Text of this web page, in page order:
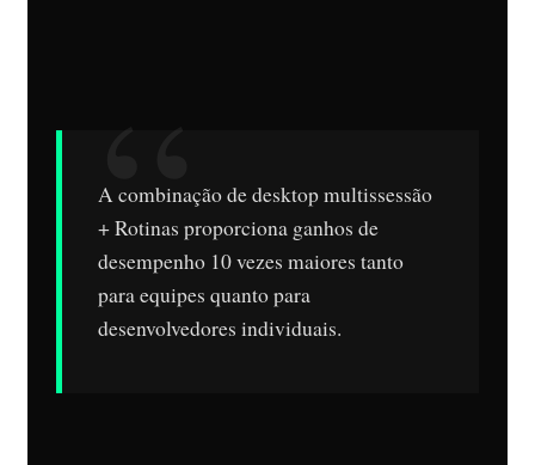
A combinação de desktop multissessão
+ Rotinas proporciona ganhos de
desempenho 10 vezes maiores tanto
para equipes quanto para
desenvolvedores individuais.